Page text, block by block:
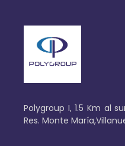
Polygroup I, 1.5 Km al
Res. Monte